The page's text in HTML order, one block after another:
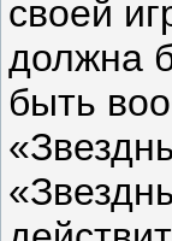
своей
должна
быть